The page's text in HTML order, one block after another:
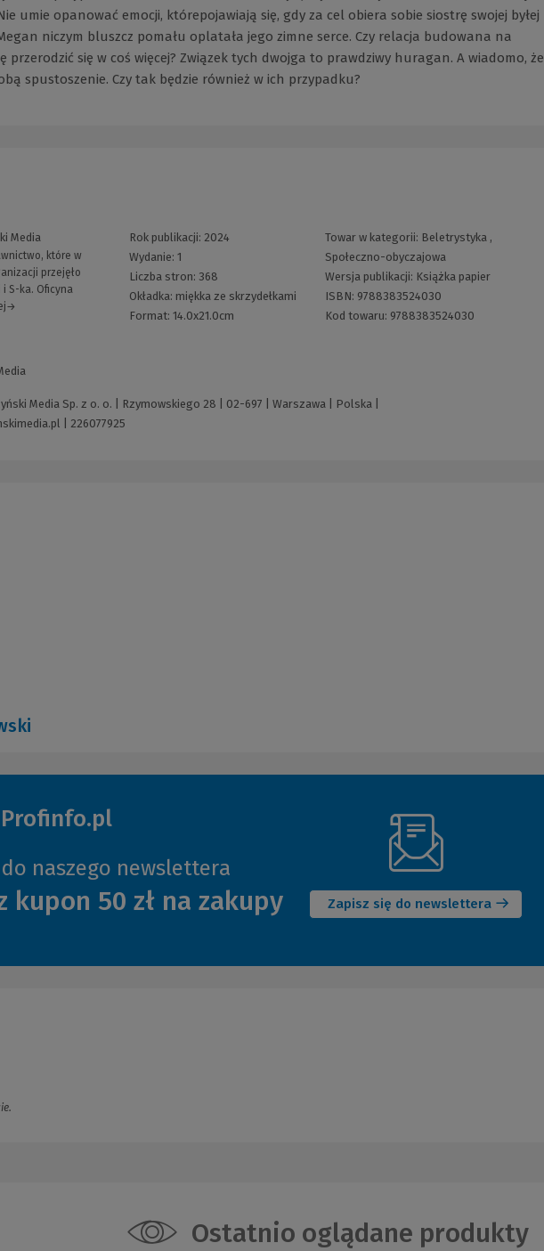
umie opanować emocji, którepojawiają się, gdy za cel obiera sobie siostrę swojej byłej
niczym bluszcz pomału oplatała jego zimne serce. Czy relacja budowana na
przerodzić się w coś więcej? Związek tych dwojga to prawdziwy huragan. A wiadomo, że
spustoszenie. Czy tak będzie również w ich przypadku?
Media
które w
przejęło
i S-ka. Oficyna
Rok publikacji: 2024
Wydanie: 1
Liczba stron: 368
Okładka: miękka ze skrzydełkami
Format: 14.0x21.0cm
Towar w kategorii: Beletrystyka,
Społeczno-obyczajowa
Wersja publikacji: Książka papier
ISBN: 9788383524030
Kod towaru: 9788383524030
Media Sp. z o. o. | Rzymowskiego 28 | 02-697 | Warszawa | Polska |
226077925
naszego newslettera
kupon 50 zł na zakupy Zapisz się do newslettera
okno)
Ostatnio oglądane produkty